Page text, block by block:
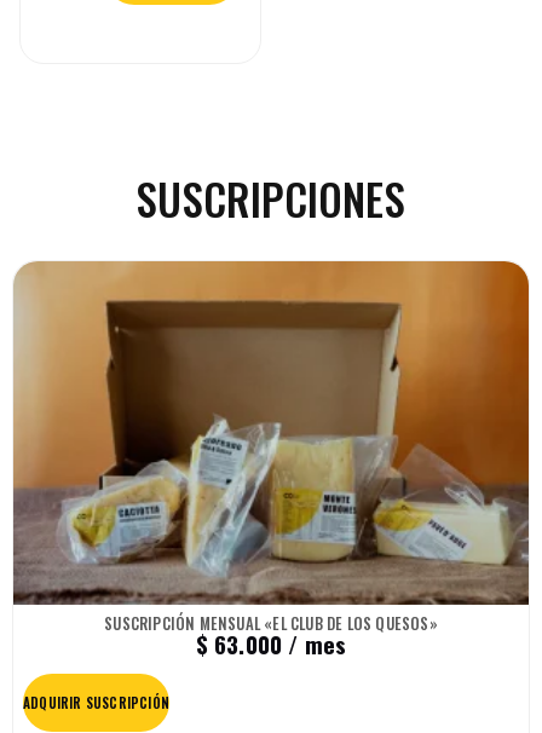
SUSCRIPCIONES
SUSCRIPCIÓN MENSUAL «EL CLUB DE LOS QUESOS»
$ 63.000 / mes
ADQUIRIR SUSCRIPCIÓN